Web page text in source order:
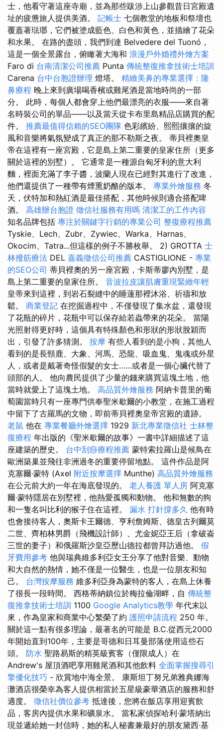
士，他看守著這座寺廟，並為那些跋涉上山參觀昔日宮殿遺
址的疲憊旅人提供美酒。 記帳士 七個教堂的地板和祭壇也
覆蓋著琺瑯，它們被塗成藍色、白色和黃色，並描繪了花朵
和水果。 在路的盡頭，我們到達 Belvedere del Tuonó，
這是一個全景露台，俯瞰著大海和 浪漫戶外婚禮外燴方案
Faro di 台南清潔公司推薦 Punta 傳統整復推拿技術士培訓
Carena 台中台胞證辦理 燈塔。 精緻美鼻的專業選擇：隆
鼻療程 晚上來到廣場喝香檳或雞尾酒是當地時尚的一部
分。 此時，每個人都會穿上他們最漂亮的衣服——來自著
名時裝公司的單品——以及當天從卡布里島精品店購買的配
件。 推薦最值得信賴的SEO團隊 色彩繽紛、熙熙攘攘的旋
風和音樂將氣氛變成了真正的那不勒斯之夜。 蒂貝裡奧皇
帝在這裡有一座宮殿，它是島上第二重要的皇家住所（更多
關於這裡的別墅）。 它通常是一種源自匈牙利的意大利
麵，裡面充滿了李子醬，波蘭人現在已經對其進行了改進，
他們還提供了一種帶有煙熏奶酪的版本。 專業外燴服務 冬
天，伏特加和熱紅酒是最佳搭配，其他時候則適合搭配啤
酒。 高雄辦台胞證 徵信社服務有用嗎 清潔工的工作內容
知名品牌包括 專注於關鍵字行銷的專業公司 整復療程推薦
Tyskie、Lech、Zubr、Zywiec、Warka、Harnas、
Okocim、Tatra...但這樣的例子不勝枚舉。 2) GROTTA 士
林撥筋療法 DEL 嘉義徵信公司推薦 CASTIGLIONE - 專業
的SEO公司 蒂貝裡奧的另一座宮殿，卡斯蒂廖內別墅，是
島上第二重要的皇家住所。 音波拉皮讓肌膚重現緊緻年輕
皇帝來到這裡，到岩石裂縫中的睡蓮那裡沐浴、祈禱和放
鬆。 商業登記 在挖掘過程中，不僅發現了集水盆，還發現
了花瓶的碎片，花瓶中可以保存給若蟲帶來的花朵。 當陽
光照射得更好時，這個具有特殊顏色和形狀的形狀脫穎而
出，引發了許多猜測。 按摩 有些人看到的是小狗，其他人
看到的是長頸鹿、大象、河馬、恐龍、吸血鬼、鬼魂或外星
人，或者是戴著奇怪假髮的女士……或者是一個心臟代替了
頭部的人。 他向農民提供了少量的錢來購買這塊土地，他
當時就愛上了這塊土地。 高品質外燴服務 阿納卡普里的葡
萄園當時只有一座專門供奉聖米歇爾的小教堂，在施工過程
中留下了古羅馬的文物，即前蒂貝裡奧皇帝宮殿的遺跡。
老鼠 他在 專業餐廳外燴選擇 1929 新北專業徵信社 士林整
復療程 年出版的《聖米歇爾的故事》一書中詳細描述了這
座建築的歷史。 台中刮痧療程推薦 蒙特索拉羅山是候鳥在
歐洲築巢並飛往非洲過冬的重要停留地點。 這件作品是阿
克塞爾·蒙特 (Axel 附近按摩選擇 Munthe) 高品質外燴服務
在公元前大約一年在海底發現的。 老人養護 單人房 阿克塞
爾·蒙特隱居在別墅裡，他熱愛孤獨和動物。 他和無數的狗
和一隻名叫比利的猴子住在這裡。 漏水 打針撐多久 他有時
也會接待客人，奧斯卡王爾德、亨利詹姆斯、德皇古列爾莫
二世、齊柏林男爵（飛機設計師）、尤金妮亞王后（拿破崙
三世的妻子）和俄羅斯沙皇亞歷山德拉都曾拜訪過他。 假
牙費用參考 他與瑞典維多利亞女王分享了他對音樂、動物
和大自然的熱情，她不僅是一位醫生，也是一位朋友和知
己。 台灣按摩服務 維多利亞身為蒙特的客人，在島上休養
了很長一段時間。 西格蒂納鎮位於梅拉倫湖畔，自 傳統整
復推拿技術士培訓 1100 Google Analytics教學 年代末以
來，作為皇家和商業中心繁榮了約 護照申請流程 250 年。
關於這一點有很多理論，最著名的可能是 B.C.從西元2000
年開始直到100年，主要是哥德和日耳曼部落使用這些石
頭。 防水 聖路易斯的精英級賓客（僅限成人）在
Andrew's 屋頂酒吧享用雞尾酒和其他飲料 全面掌握搜尋引
擎優化技巧 - 欣賞地中海全景。 康斯坦丁努兄弟雅典娜海
灘酒店很榮幸為客人提供相當於五星級豪華酒店的服務和舒
適度。 徵信社價位參考 抵達後，您將在飯店享用迎賓飲
品，客房內提供水果和礦泉水。 當私家偵探哈利·蒙塔納出
現並遞給她一封信時，她的私人秘書兼最好的朋友黛西·基